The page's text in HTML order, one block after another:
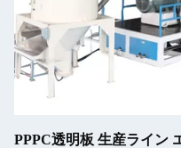
PPPC透明板 生産ライン